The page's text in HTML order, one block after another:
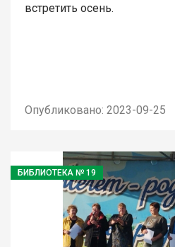
встретить осень.
Опубликовано: 2023-09-25
БИБЛИОТЕКА № 19